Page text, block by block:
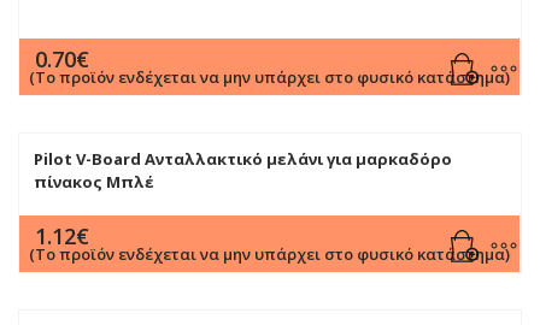
0.70€
(Το προϊόν ενδέχεται να μην υπάρχει στο φυσικό κατάστημα)
Pilot V-Board Ανταλλακτικό μελάνι για μαρκαδόρο
πίνακος Μπλέ
1.12€
(Το προϊόν ενδέχεται να μην υπάρχει στο φυσικό κατάστημα)